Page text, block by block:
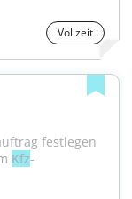
Vollzeit
festlegen
Kfz-